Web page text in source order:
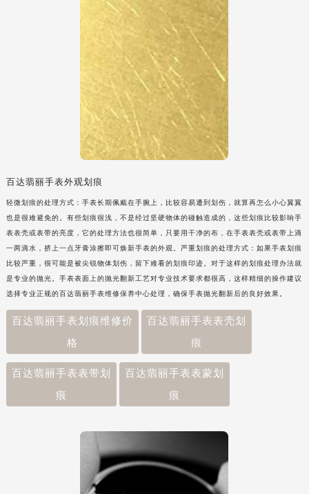
百达翡丽手表外观划痕
轻微划痕的处理方式：手表长期佩戴在手腕上，比较容易遭到划伤，就算再怎么小心翼翼
也是很难避免的。有些划痕很浅，不是经过坚硬物体的碰触造成的，这些划痕比较影响手
表表壳或表带的亮度，它的处理方法也很简单，只要用干净的布，在手表表壳或表带上滴
一两滴水，挤上一点牙膏涂擦即可焕新手表的外观。严重划痕的处理方式：如果手表划痕
比较严重，很可能是被尖锐物体划伤，留下难看的划痕印迹。对于这样的划痕处理办法就
是专业的抛光。手表表面上的抛光翻新工艺对专业技术要求都很高，这样精细的操作建议
选择专业正规的百达翡丽手表维修保养中心处理，确保手表抛光翻新后的良好效果。
百达翡丽手表划痕维修价
格
百达翡丽手表表壳划
痕
百达翡丽手表表带划
痕
百达翡丽手表表蒙划
痕